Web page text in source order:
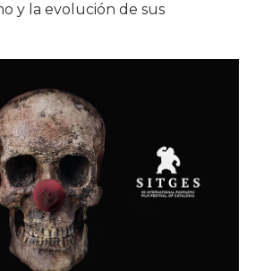
y la evolución de sus